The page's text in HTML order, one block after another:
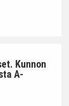
Kunnon
A-